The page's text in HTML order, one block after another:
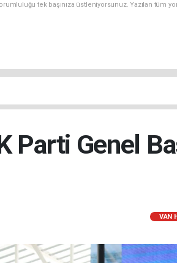
tek başınıza üstleniyorsunuz. Yazılan
Parti Genel
VAN